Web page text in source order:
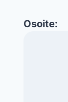
Osoite: